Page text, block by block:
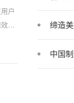
户
缔造